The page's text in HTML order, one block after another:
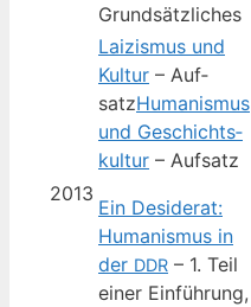
Grundsätzliches
2013
Lai­zis­mus und
Kul­tur – Auf­
satzHuma­nis­mus
und Geschichts­
kul­tur – Aufsatz
Ein Desi­de­rat:
Huma­nis­mus in
der DDR – 1. Teil
einer Ein­füh­rung,